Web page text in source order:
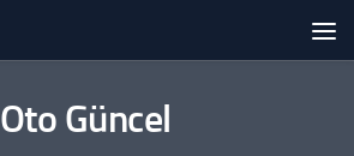
Oto Güncel